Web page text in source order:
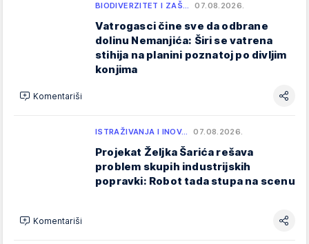
BIODIVERZITET I ZAŠ… 07.08.2026.
Vatrogasci čine sve da odbrane
dolinu Nemanjića: Širi se vatrena
stihija na planini poznatoj po divljim
konjima
Komentariši
ISTRAŽIVANJA I INOV… 07.08.2026.
Projekat Željka Šarića rešava
problem skupih industrijskih
popravki: Robot tada stupa na scenu
Komentariši